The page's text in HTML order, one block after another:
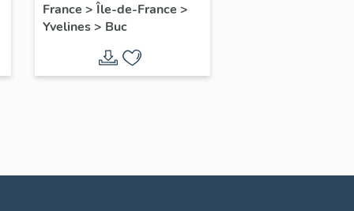
France > Île-de-France >
Yvelines> Buc